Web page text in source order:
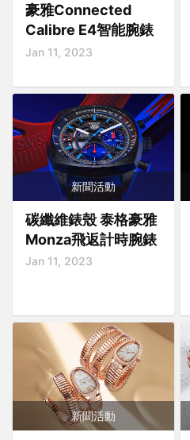
豪雅Connected
Calibre E4智能腕錶
Jan 11, 2023
新聞活動
碳纖維錶殼 泰格豪雅
Monza飛返計時腕錶
Jan 11, 2023
新聞活動